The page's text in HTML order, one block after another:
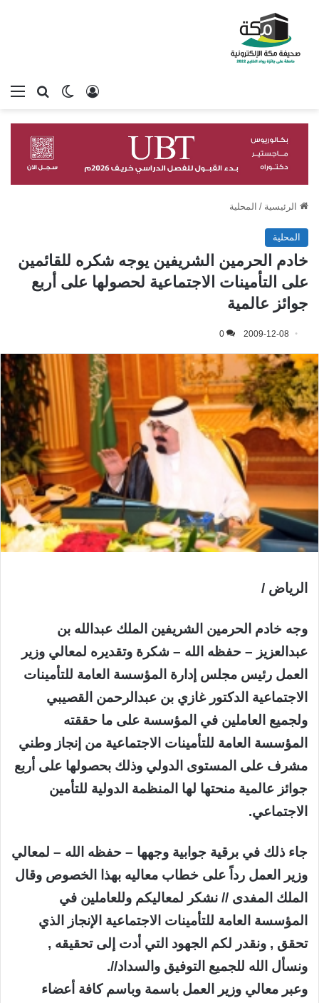
بحثالوضع
تسجيل الدخول
الرئيسية / المحلية
المحلية
خادم الحرمين الشريفين يوجه شكره للقائمين
على التأمينات الاجتماعية لحصولها على أربع
جوائز عالمية
2009-12-08
0
الرياض /
وجه خادم الحرمين الشريفين الملك عبدالله بن
عبدالعزيز – حفظه الله – شكرة وتقديره لمعالي وزير
العمل رئيس مجلس إدارة المؤسسة العامة للتأمينات
الاجتماعية الدكتور غازي بن عبدالرحمن القصيبي
ولجميع العاملين في المؤسسة على ما حققته
المؤسسة العامة للتأمينات الاجتماعية من إنجاز وطني
مشرف على المستوى الدولي وذلك بحصولها على أربع
جوائز عالمية منحتها لها المنظمة الدولية للتأمين
الاجتماعي.
جاء ذلك في برقية جوابية وجهها – حفظه الله – لمعالي
وزير العمل رداً على خطاب معاليه بهذا الخصوص وقال
الملك المفدى // نشكر لمعاليكم وللعاملين في
المؤسسة العامة للتأمينات الاجتماعية الإنجاز الذي
تحقق , ونقدر لكم الجهود التي أدت إلى تحقيقه ,
ونسأل الله للجميع التوفيق والسداد//.
وعبر معالي وزير العمل باسمة وباسم كافة أعضاء